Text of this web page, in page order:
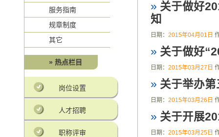
服务指南
规章制度
其它
» 热点栏目
岗位设置
人才招聘
职称评审
» 关于做好
知
日期： 2015年04月01日
» 关于做好
日期： 2015年03月27日
» 关于举办
日期： 2015年03月26日
» 关于开展
日期： 2015年03月25日